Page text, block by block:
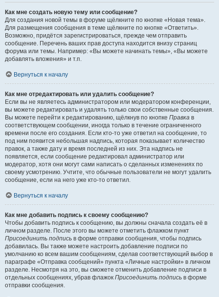
Как мне создать новую тему или сообщение?
Для создания новой темы в форуме щёлкните по кнопке «Новая тема».
Для размещения сообщения в теме щёлкните по кнопке «Ответить».
Возможно, придётся зарегистрироваться, прежде чем отправить
сообщение. Перечень ваших прав доступа находится внизу страниц
форума или темы. Например: «Вы можете начинать темы», «Вы можете
добавлять вложения» и т.п.
Вернуться к началу
Как мне отредактировать или удалить сообщение?
Если вы не являетесь администратором или модератором конференции,
вы можете редактировать и удалять только свои собственные сообщения.
Вы можете перейти к редактированию, щёлкнув по кнопке Правка в
соответствующем сообщении, иногда только в течение ограниченного
времени после его создания. Если кто-то уже ответил на сообщение, то
под ним появится небольшая надпись, которая показывает количество
правок, а также дату и время последней из них. Эта надпись не
появляется, если сообщение редактировал администратор или
модератор, хотя они могут сами написать о сделанных изменениях по
своему усмотрению. Учтите, что обычные пользователи не могут удалить
сообщение, если на него уже кто-то ответил.
Вернуться к началу
Как мне добавить подпись к своему сообщению?
Чтобы добавить подпись к сообщению, вы должны сначала создать её в
личном разделе. После этого вы можете отметить флажком пункт
Присоединить подпись в форме отправки сообщения, чтобы подпись
добавилась. Вы также можете настроить добавление подписи по
умолчанию ко всем вашим сообщениям, сделав соответствующий выбор в
параграфе «Отправка сообщений» пункта «Личные настройки» в личном
разделе. Несмотря на это, вы сможете отменить добавление подписи в
отдельных сообщениях, убрав флажок Присоединить подпись в форме
отправки сообщения.